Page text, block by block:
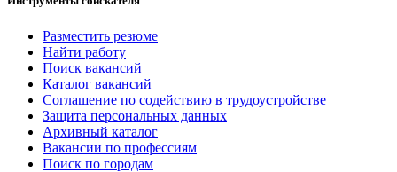
Разместить резюме
Найти работу
Поиск вакансий
Каталог вакансий
Соглашение по содействию в трудоустройстве
Защита персональных данных
Архивный каталог
Вакансии по профессиям
Поиск по городам